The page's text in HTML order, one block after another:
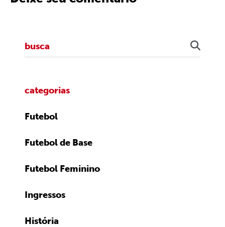
categorias
Futebol
Futebol de Base
Futebol Feminino
Ingressos
História